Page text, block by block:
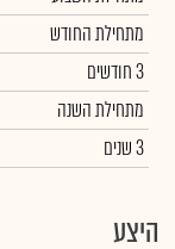
מתחילת החודש
3 חודשים
מתחילת השנה
3 שנים
היצע